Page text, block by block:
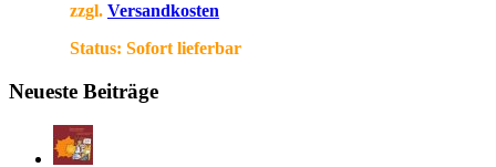
zzgl. Versandkosten
Status: Sofort lieferbar
Neueste Beiträge